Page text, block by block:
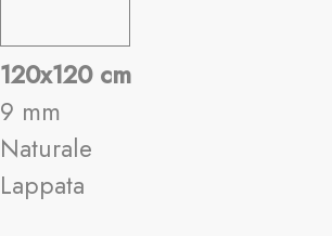
120x120 cm
9 mm
Naturale
Lappata